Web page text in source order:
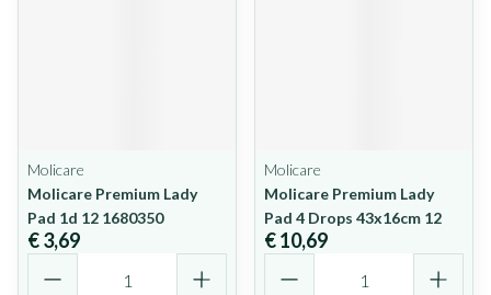
Molicare
Molicare Premium Lady
Pad 1d 12 1680350
€ 3,69
Molicare
Molicare Premium Lady
Pad 4 Drops 43x16cm 12
€ 10,69